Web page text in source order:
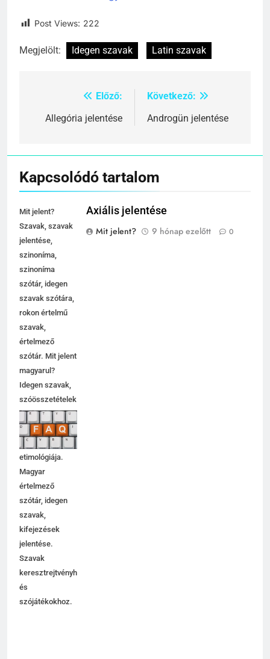
Idegen szavak Latin szavak
Bejegyzés
Kapcsolódó tartalom
Mit jelent?
Szavak, szavak
jelentése,
szinoníma,
szinoníma
szótár, idegen
szavak szótára,
rokon értelmű
szavak,
értelmező
szótár. Mit jelent
magyarul?
Idegen szavak,
szóösszetételek
jelentése,
magyarázata,
használata,
etimológiája.
Magyar
értelmező
szótár, idegen
szavak,
kifejezések
jelentése.
Szavak
keresztrejtvényhez
és